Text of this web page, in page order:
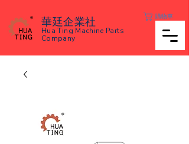
華廷企業社
Hua Ting Machine Parts
Company
購物車